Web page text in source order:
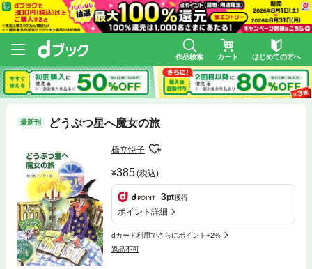
作品検索 カート はじめての方へ
最新刊 どうぶつ星へ魔女の旅
橋立悦子
385(税込)
3pt獲得
ポイント詳細
dカード利用でさらにポイント+2%
返品不可